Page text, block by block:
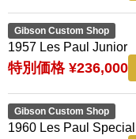
Gibson Custom Shop
1957 Les Paul Junior
特別価格 ¥236,000
Gibson Custom Shop
1960 Les Paul